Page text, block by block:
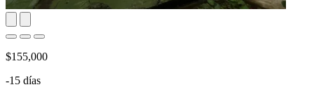
$155,000
-15 días